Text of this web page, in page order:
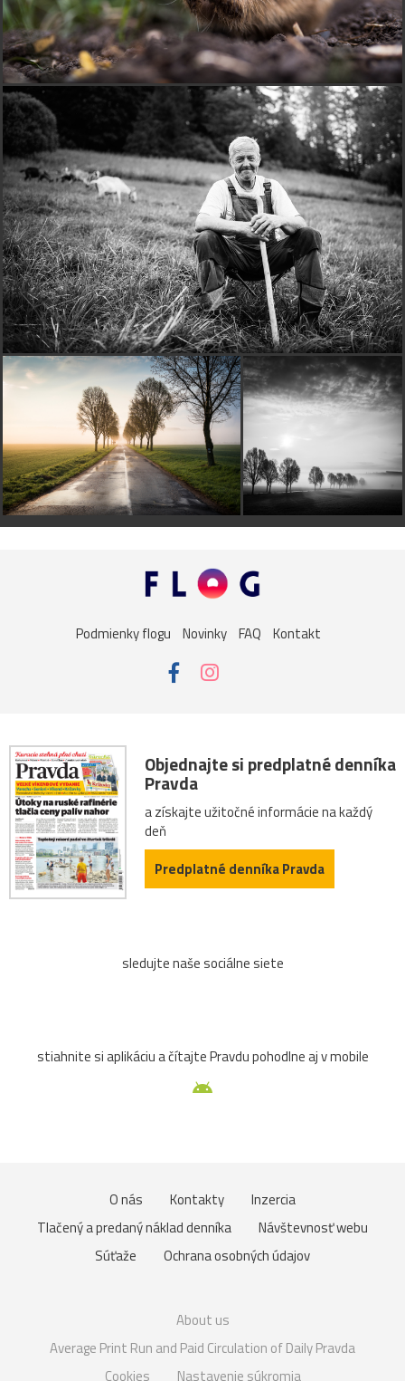
Podmienky flogu Novinky FAQ Kontakt
Objednajte si predplatné denníka
Pravda
a získajte užitočné informácie na každý
deň
Predplatné denníka Pravda
sledujte naše sociálne siete
stiahnite si aplikáciu a čítajte Pravdu pohodlne aj v mobile
O nás Kontakty
Inzercia
Tlačený a predaný náklad denníka
Návštevnosť webu
Súťaže
Ochrana osobných údajov
About us
Average Print Run and Paid Circulation of Daily Pravda
Cookies
Nastavenie súkromia